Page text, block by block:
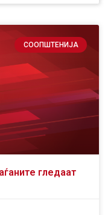
СООПШТЕНИЈА
гледаат